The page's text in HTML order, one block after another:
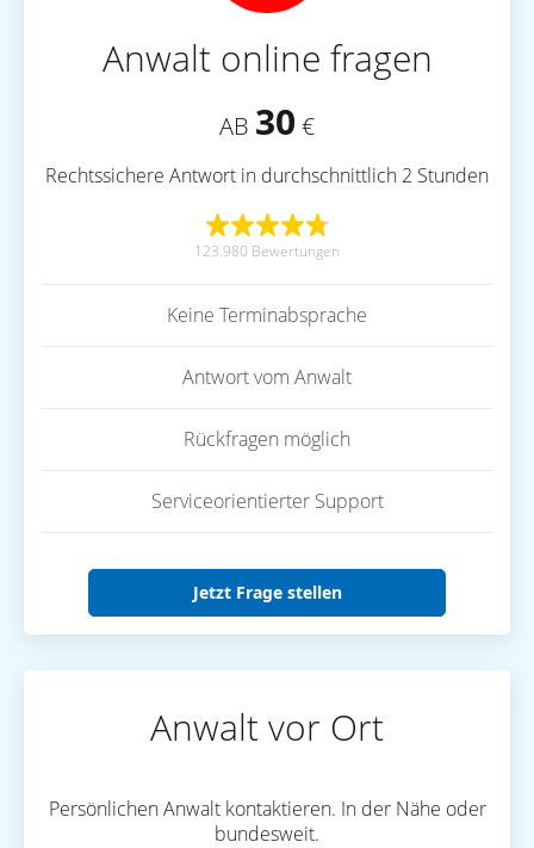
Anwalt online fragen
AB 30 €
Rechtssichere Antwort in durchschnittlich 2 Stunden
123.980 Bewertungen
Keine Terminabsprache
Antwort vom Anwalt
Rückfragen möglich
Serviceorientierter Support
Jetzt Frage stellen
Anwalt vor Ort
Persönlichen Anwalt kontaktieren. In der Nähe oder
bundesweit.